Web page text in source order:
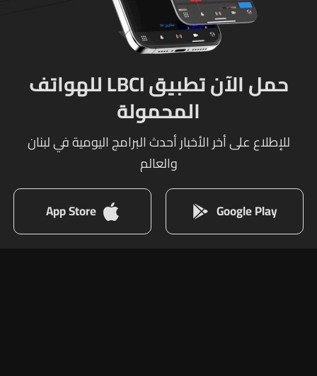
حمل الآن تطبيق LBCI للهواتف
المحمولة
للإطلاع على أخر الأخبار أحدث البرامج اليومية في لبنان
والعالم
Google Play
App Store